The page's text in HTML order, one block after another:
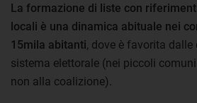
La formazione di liste con
locali è una dinamica abituale nei
15mila abitanti, dove è favorita
sistema elettorale (nei piccoli
non alla coalizione).